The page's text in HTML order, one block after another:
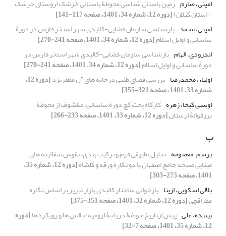
امینی، صارم زمین باستان شناسی محوطۀ باستانی خَرَشک (روستای خرشک
- استان گیلان)[دوره 12، شماره 34، 1401، صفحه 117-141]
امینی، محمد بازشناسی سازمان فضایی-کالبدی شهر استخر فارس در دورۀ
ساسانی و اوایل اسلام[دوره 12، شماره 34، 1401، صفحه 241-270]
اندرودی، الهام بازشناسی سازمان فضایی-کالبدی شهر استخر فارس در
دورۀ ساسانی و اوایل اسلام[دوره 12، شماره 34، 1401، صفحه 241-270]
اولیاء، محمدرضا بررسی فضای طنبی درخانه های آل مظفریزد [دوره 12،
شماره 33، 1401، صفحه 321-355]
اویسی کیخا، زهره کارگاه پخت گچ دورۀ ساسانی، مکشوف از محوطۀ
برزقوالۀ لرستان[دوره 12، شماره 33، 1401، صفحه 233-266]
ب
برسم، معصومه تحلیل تطبیقی فرم و ترکیب بندی، نقوش سفالینه های
مینایی مسجد جامع اصفهان با دو نگارۀ ورقه و گلشاه [دوره 12، شماره 35،
1401، صفحه 273-303]
بلالی اسکویی، ازیتا بازخوانی ساختار کالبدی بازار تبریز بر اساس نگاره
مطراقچی[دوره 12، شماره 32، 1401، صفحه 351-375]
بیننده، علی پیش ازتاریخ حوضۀ دریاچۀ ارومیه:چالش ‏ها و رویکردها[دوره
12، شماره 35، 1401، صفحه 7-32]